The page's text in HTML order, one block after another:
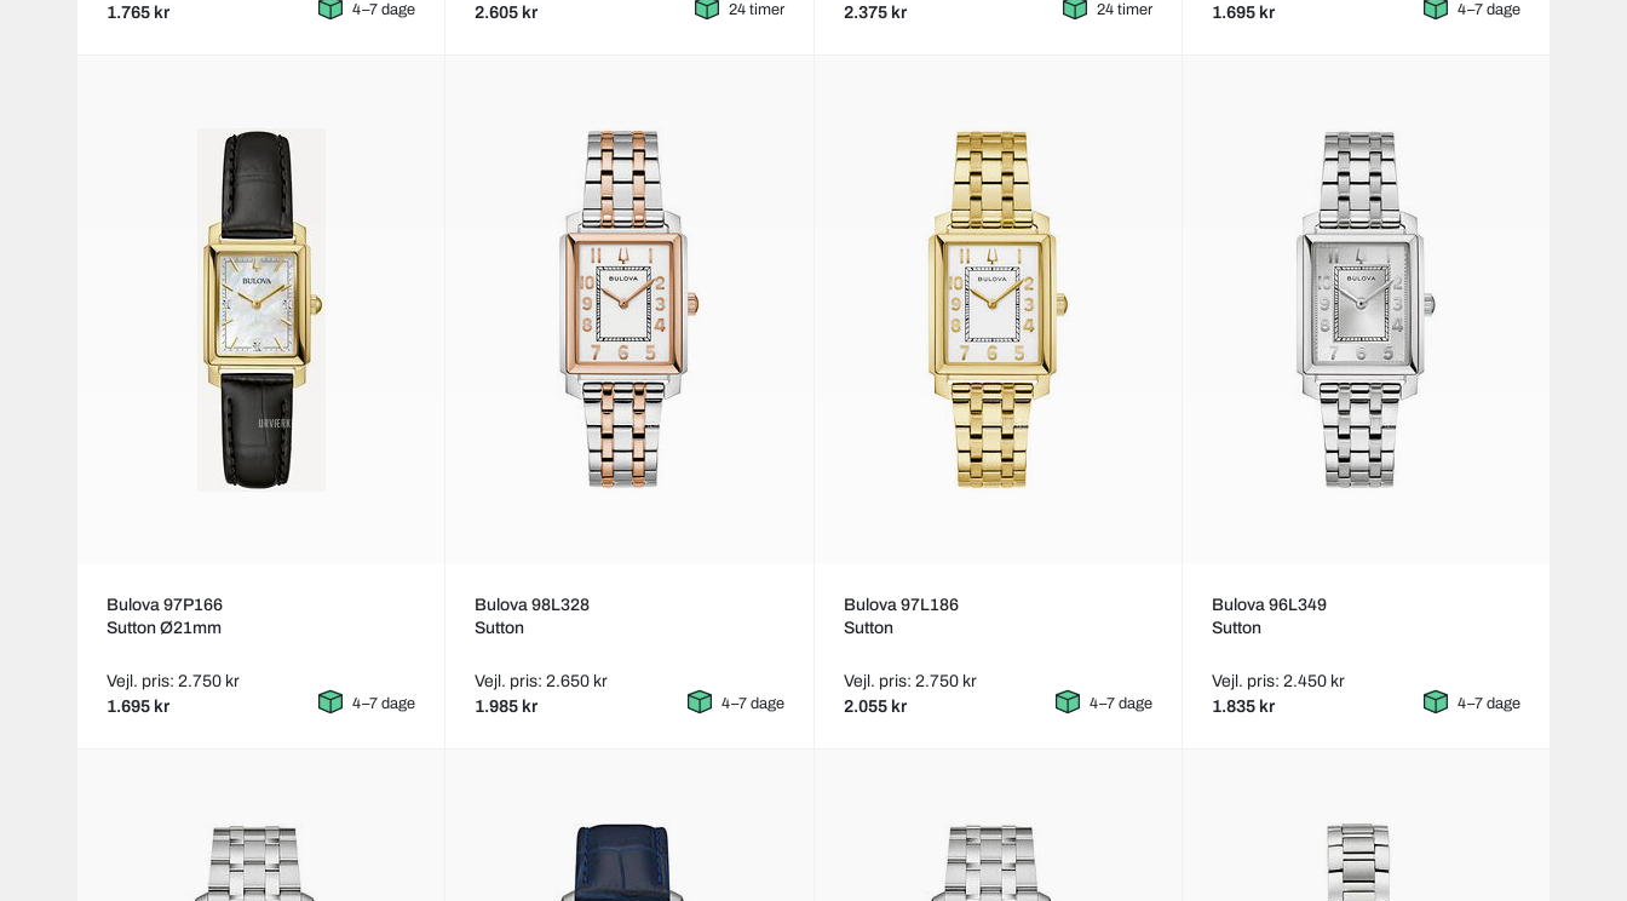
1.765 kr 4–7 dage 2.605 kr 24 timer 2.375 kr 24 timer 1.695 kr 4–7 dage
Bulova 97P166
Sutton Ø21mm
Vejl. pris: 2.750 kr
1.695 kr 4–7 dage
Bulova 98L328
Sutton
Vejl. pris: 2.650 kr
1.985 kr 4–7 dage
Bulova 97L186
Sutton
Vejl. pris: 2.750 kr
2.055 kr 4–7 dage
Bulova 96L349
Sutton
Vejl. pris: 2.450 kr
1.835 kr 4–7 dage